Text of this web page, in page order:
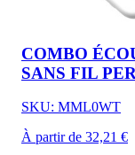
COMBO
SANS FIL
SKU: MML0WT
À partir de 32,21 €